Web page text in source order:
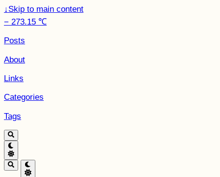
↓Skip to main content
− 273.15 ℃
Posts
About
Links
Categories
Tags